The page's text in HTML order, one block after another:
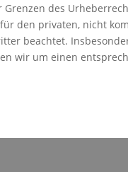
des
den privaten, nicht
beachtet.
wir um einen